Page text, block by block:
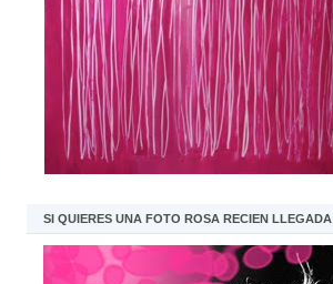
SI QUIERES UNA FOTO ROSA RECIEN LLEGADA